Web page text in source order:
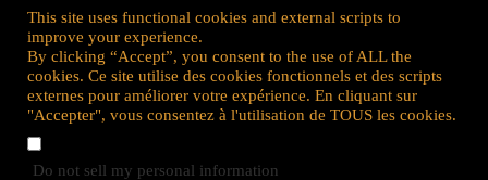
DANSE & GIGUES
Nous préparons actuellement du nouveau matériel
This site uses functional cookies and external scripts to
improve your experience.
By clicking “Accept”, you consent to the use of ALL the
cookies. Ce site utilise des cookies fonctionnels et des scripts
externes pour améliorer votre expérience. En cliquant sur
"Accepter", vous consentez à l'utilisation de TOUS les cookies.
Do not sell my personal information